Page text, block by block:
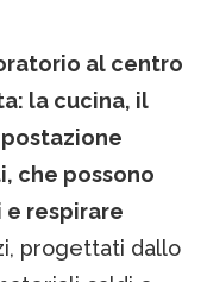
al centro
la cucina, il
che possono
e respirare
progettati dallo